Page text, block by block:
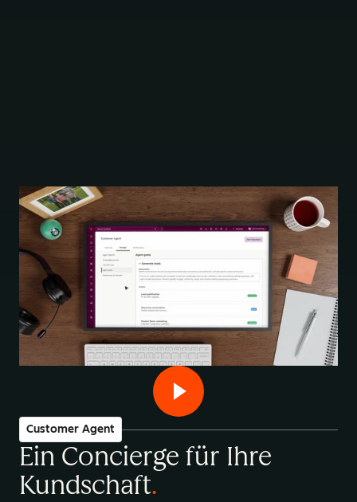
Customer Agent
Ein Concierge für Ihre
Kundschaft.